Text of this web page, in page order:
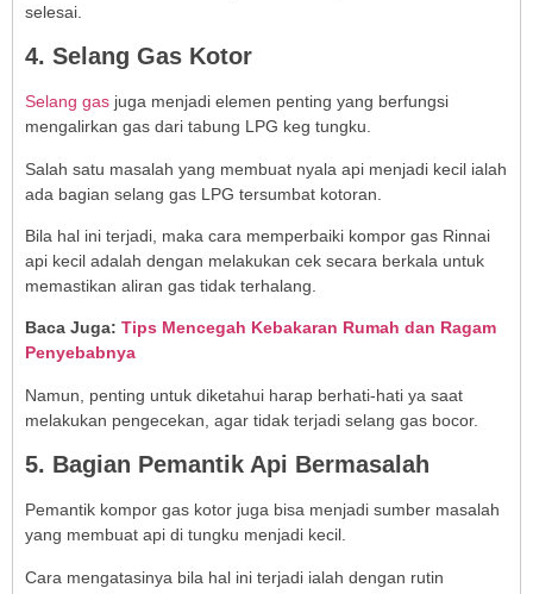
selesai.
4. Selang Gas Kotor
Selang gas juga menjadi elemen penting yang berfungsi
mengalirkan gas dari tabung LPG keg tungku.
Salah satu masalah yang membuat nyala api menjadi kecil ialah
ada bagian selang gas LPG tersumbat kotoran.
Bila hal ini terjadi, maka cara memperbaiki kompor gas Rinnai
api kecil adalah dengan melakukan cek secara berkala untuk
memastikan aliran gas tidak terhalang.
Baca Juga: Tips Mencegah Kebakaran Rumah dan Ragam
Penyebabnya
Namun, penting untuk diketahui harap berhati-hati ya saat
melakukan pengecekan, agar tidak terjadi selang gas bocor.
5. Bagian Pemantik Api Bermasalah
Pemantik kompor gas kotor juga bisa menjadi sumber masalah
yang membuat api di tungku menjadi kecil.
Cara mengatasinya bila hal ini terjadi ialah dengan rutin